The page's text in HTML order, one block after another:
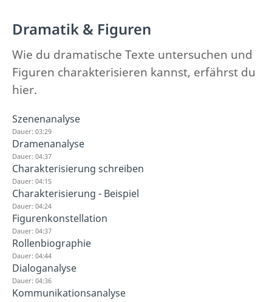
Dramatik & Figuren
Wie du dramatische Texte untersuchen und
Figuren charakterisieren kannst, erfährst du
hier.
Szenenanalyse
Dauer: 03:29
Dramenanalyse
Dauer: 04:37
Charakterisierung schreiben
Dauer: 04:15
Charakterisierung - Beispiel
Dauer: 04:24
Figurenkonstellation
Dauer: 04:37
Rollenbiographie
Dauer: 04:44
Dialoganalyse
Dauer: 04:36
Kommunikationsanalyse